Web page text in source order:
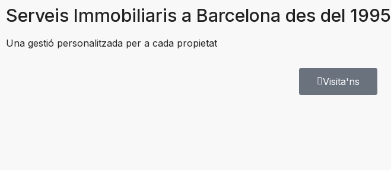
Serveis Immobiliaris a Barcelona des del 1995
Una gestió personalitzada per a cada propietat
Visita'ns